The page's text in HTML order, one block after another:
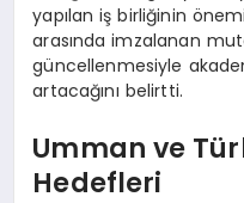
yapılan iş birliğinin
arasında imzalanan
güncellenmesiyle
artacağını belirtti.
Umman ve
Hedefleri